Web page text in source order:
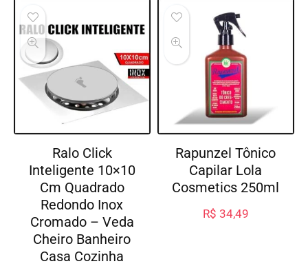
Ralo Click
Inteligente 10×10
Cm Quadrado
Redondo Inox
Cromado – Veda
Cheiro Banheiro
Casa Cozinha
Rapunzel Tônico
Capilar Lola
Cosmetics 250ml
R$ 34,49